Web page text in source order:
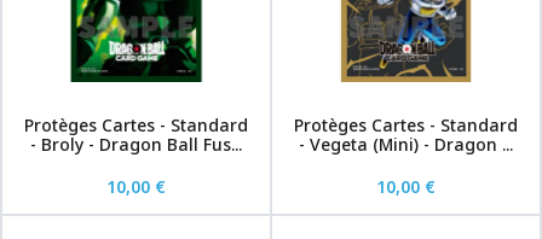
Protèges Cartes - Standard
- Broly - Dragon Ball Fus...
10,00 €
Protèges Cartes - Standard
- Vegeta (Mini) - Dragon ...
10,00 €